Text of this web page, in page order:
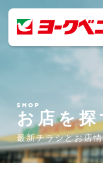
SHOP
お店を
最新チラシとお店